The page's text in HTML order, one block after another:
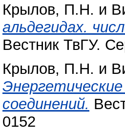
Крылов, П.Н. и
альдегидах.
Вестник ТвГУ.
Крылов, П.Н. и
соединений.
0152